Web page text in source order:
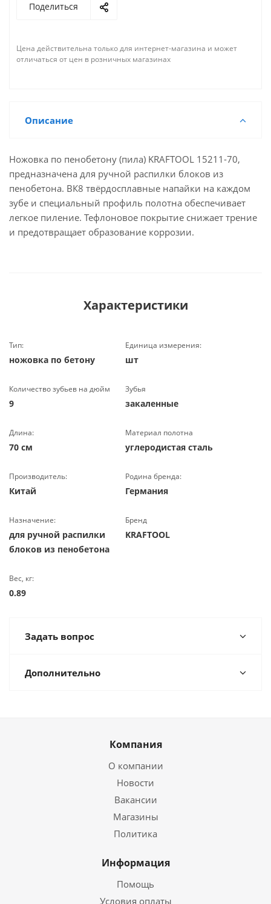
Поделиться
Цена действительна только для интернет-магазина и может
отличаться от цен в розничных магазинах
Описание
Ножовка по пенобетону (пила) KRAFTOOL 15211-70,
предназначена для ручной распилки блоков из
пенобетона. ВК8 твёрдосплавные напайки на каждом
зубе и специальный профиль полотна обеспечивает
легкое пиление. Тефлоновое покрытие снижает трение
и предотвращает образование коррозии.
Характеристики
Тип:
ножовка по бетону
Единица измерения:
шт
Количество зубьев на дюйм
9
Зубья
закаленные
Длина:
70 см
Материал полотна
углеродистая сталь
Производитель:
Китай
Родина бренда:
Германия
Назначение:
для ручной распилки
блоков из пенобетона
Бренд
KRAFTOOL
Вес, кг:
0.89
Задать вопрос
Дополнительно
Компания
О компании
Новости
Вакансии
Магазины
Политика
Информация
Помощь
Условия оплаты